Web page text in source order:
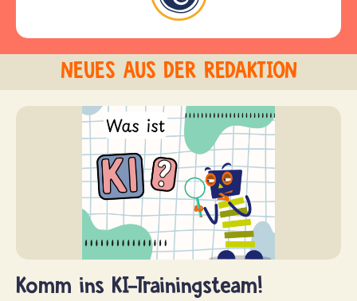
NEUES AUS DER REDAKTION
Komm ins KI-Trainingsteam!